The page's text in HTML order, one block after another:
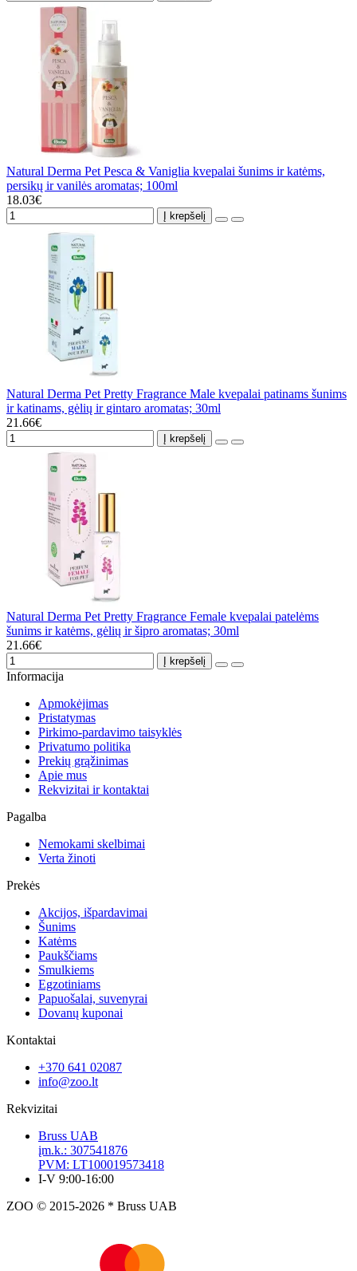
Natural Derma Pet Pesca & Vaniglia kvepalai šunims ir katėms,
persikų ir vanilės aromatas; 100ml
18.03€
Į krepšelį
Natural Derma Pet Pretty Fragrance Male kvepalai patinams šunims
ir katinams, gėlių ir gintaro aromatas; 30ml
21.66€
Į krepšelį
Natural Derma Pet Pretty Fragrance Female kvepalai patelėms
šunims ir katėms, gėlių ir šipro aromatas; 30ml
21.66€
Į krepšelį
Informacija
Apmokėjimas
Pristatymas
Pirkimo-pardavimo taisyklės
Privatumo politika
Prekių grąžinimas
Apie mus
Rekvizitai ir kontaktai
Pagalba
Nemokami skelbimai
Verta žinoti
Prekės
Akcijos, išpardavimai
Šunims
Katėms
Paukščiams
Smulkiems
Egzotiniams
Papuošalai, suvenyrai
Dovanų kuponai
Kontaktai
+370 641 02087
info@zoo.lt
Rekvizitai
Bruss UAB
įm.k.: 307541876
PVM: LT100019573418
I-V 9:00-16:00
ZOO © 2015-2026 * Bruss UAB